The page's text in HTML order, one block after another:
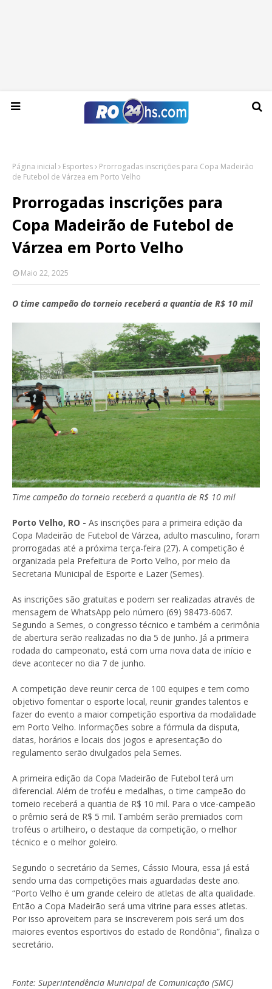
Sexta-feira, 07 de agosto de 2026
Página inicial Esportes
Prorrogadas inscrições para Copa Madeirão
de Futebol de Várzea em Porto Velho
Prorrogadas inscrições para
Copa Madeirão de Futebol de
Várzea em Porto Velho
Maio 22, 2025
O time campeão do torneio receberá a quantia de R$ 10 mil
Time campeão do torneio receberá a quantia de R$ 10 mil
Porto Velho, RO - As inscrições para a primeira edição da
Copa Madeirão de Futebol de Várzea, adulto masculino, foram
prorrogadas até a próxima terça-feira (27). A competição é
organizada pela Prefeitura de Porto Velho, por meio da
Secretaria Municipal de Esporte e Lazer (Semes).
As inscrições são gratuitas e podem ser realizadas através de
mensagem de WhatsApp pelo número (69) 98473-6067.
Segundo a Semes, o congresso técnico e também a cerimônia
de abertura serão realizadas no dia 5 de junho. Já a primeira
rodada do campeonato, está com uma nova data de início e
deve acontecer no dia 7 de junho.
A competição deve reunir cerca de 100 equipes e tem como
objetivo fomentar o esporte local, reunir grandes talentos e
fazer do evento a maior competição esportiva da modalidade
em Porto Velho. Informações sobre a fórmula da disputa,
datas, horários e locais dos jogos e apresentação do
regulamento serão divulgados pela Semes.
A primeira edição da Copa Madeirão de Futebol terá um
diferencial. Além de troféu e medalhas, o time campeão do
torneio receberá a quantia de R$ 10 mil. Para o vice-campeão
o prêmio será de R$ 5 mil. Também serão premiados com
troféus o artilheiro, o destaque da competição, o melhor
técnico e o melhor goleiro.
Segundo o secretário da Semes, Cássio Moura, essa já está
sendo uma das competições mais aguardadas deste ano.
“Porto Velho é um grande celeiro de atletas de alta qualidade.
Então a Copa Madeirão será uma vitrine para esses atletas.
Por isso aproveitem para se inscreverem pois será um dos
maiores eventos esportivos do estado de Rondônia”, finaliza o
secretário.
Fonte: Superintendência Municipal de Comunicação (SMC)